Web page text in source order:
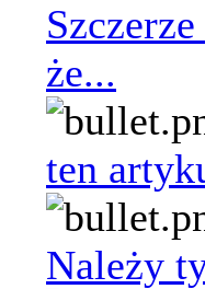
że...
ten
Należy